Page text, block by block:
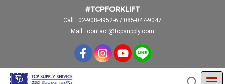
#TCPFORKLIFT
Call : 02-908-4952-6 / 085-047-9047
Mail : contact@tcpsupply.com